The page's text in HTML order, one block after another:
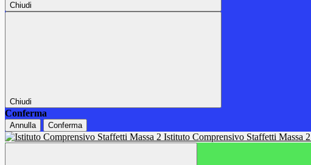
Chiudi
Chiudi
Conferma
Annulla Conferma
Istituto Comprensivo Staffetti Massa 2